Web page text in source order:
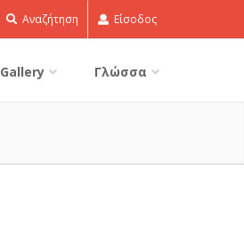
Αναζήτηση Είσοδος
Gallery Γλώσσα